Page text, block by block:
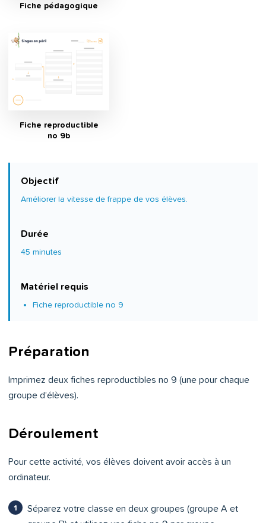
Fiche pédagogique
Fiche reproductible
no 9b
Objectif
Améliorer la vitesse de frappe de vos élèves.
Durée
45 minutes
Matériel requis
Fiche reproductible no 9
Préparation
Imprimez deux fiches reproductibles no 9 (une pour chaque
groupe d’élèves).
Déroulement
Pour cette activité, vos élèves doivent avoir accès à un
ordinateur.
Séparez votre classe en deux groupes (groupe A et